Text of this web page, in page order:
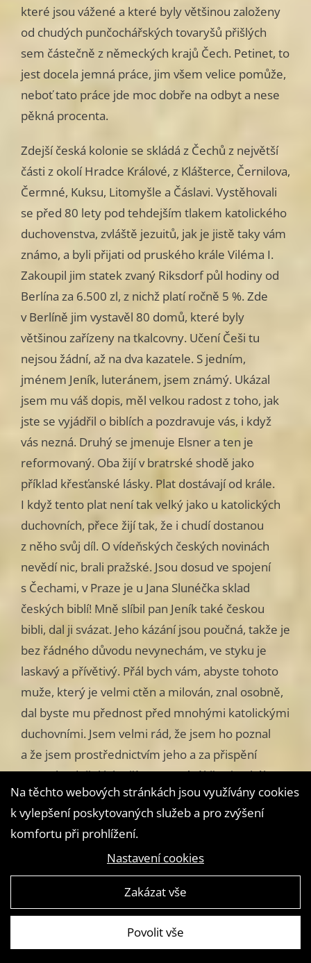
které jsou vážené a které byly většinou založeny
od chudých punčochářských tovaryšů přišlých
sem částečně z německých krajů Čech. Petinet, to
jest docela jemná práce, jim všem velice pomůže,
neboť tato práce jde moc dobře na odbyt a nese
pěkná procenta.
Zdejší česká kolonie se skládá z Čechů z největší
části z okolí Hradce Králové, z Klášterce, Černilova,
Čermné, Kuksu, Litomyšle a Čáslavi. Vystěhovali
se před 80 lety pod tehdejším tlakem katolického
duchovenstva, zvláště jezuitů, jak je jistě taky vám
známo, a byli přijati od pruského krále Viléma I.
Zakoupil jim statek zvaný Riksdorf půl hodiny od
Berlína za 6.500 zl, z nichž platí ročně 5 %. Zde
v Berlíně jim vystavěl 80 domů, které byly
většinou zařízeny na tkalcovny. Učení Češi tu
nejsou žádní, až na dva kazatele. S jedním,
jménem Jeník, luteránem, jsem známý. Ukázal
jsem mu váš dopis, měl velkou radost z toho, jak
jste se vyjádřil o biblích a pozdravuje vás, i když
vás nezná. Druhý se jmenuje Elsner a ten je
reformovaný. Oba žijí v bratrské shodě jako
příklad křesťanské lásky. Plat dostávají od krále.
I když tento plat není tak velký jako u katolických
duchovních, přece žijí tak, že i chudí dostanou
z něho svůj díl. O vídeňských českých novinách
nevědí nic, brali pražské. Jsou dosud ve spojení
s Čechami, v Praze je u Jana Slunéčka sklad
českých biblí! Mně slíbil pan Jeník také českou
bibli, dal ji svázat. Jeho kázání jsou poučná, takže je
bez řádného důvodu nevynechám, ve styku je
laskavý a přívětivý. Přál bych vám, abyste tohoto
muže, který je velmi ctěn a milován, znal osobně,
dal byste mu přednost před mnohými katolickými
duchovními. Jsem velmi rád, že jsem ho poznal
a že jsem prostřednictvím jeho a za přispění
sv.Ducha došel k lepšímu poznání křesťanského
náboženství. Je vicepresidentem anglické misijní
společnosti. Nyní je tu právě 8 misionářů,
s kterými se také znám a kteří se tu učí anglicky,
latinsky, řecky, hebrejsky a theologii a zdokonalují
se v angličtině.
Mým sestrám
11.prosince 1814
Na těchto webových stránkách jsou využívány cookies
k vylepšení poskytovaných služeb a pro zvýšení
komfortu při prohlížení.
Nastavení cookies
Zakázat vše
Povolit vše